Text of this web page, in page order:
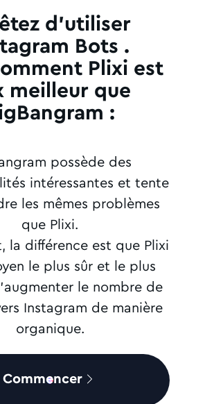
d'utiliser
Bots .
Plixi est
meilleur que
:
possède des
intéressantes et tente
les mêmes problèmes
que Plixi.
la différence est que Plixi
le plus sûr et le plus
le nombre de
Instagram de manière
organique.
Commencer